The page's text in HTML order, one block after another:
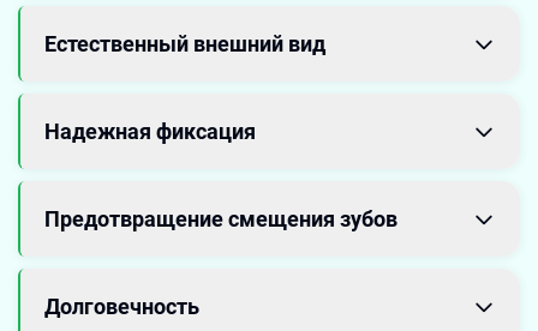
Естественный внешний вид
Надежная фиксация
Предотвращение смещения зубов
Долговечность